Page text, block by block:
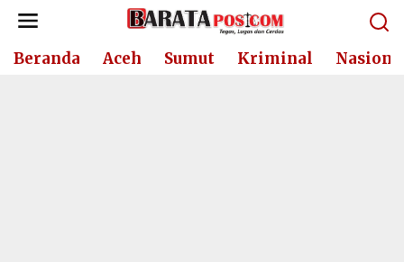
Lewati
konten
Beranda Aceh Sumut Kriminal